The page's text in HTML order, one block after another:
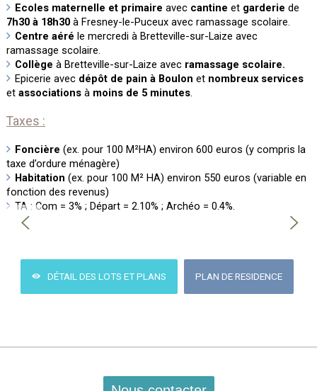
Ecoles maternelle et primaire avec cantine et garderie de
7h30 à 18h30à Fresney-le-Puceux avec ramassage scolaire.
Centre aéré le mercredi à Bretteville-sur-Laize avec
ramassage scolaire.
Collège à Bretteville-sur-Laize avec ramassage scolaire.
Epicerie avec dépôt de pain à Boulon etnombreux services
et associationsà moins de 5 minutes.
Taxes :
Foncière (ex. pour 100 M²HA) environ 600 euros (y compris la
taxe d’ordure ménagère)
Habitation (ex. pour 100 M² HA) environ 550 euros (variable en
fonction des revenus)
TA : Com = 3% ; Départ = 2.10% ; Archéo = 0.4%.
DÉTAIL DES LOTS ET PLANS PLAN DE RESIDENCE